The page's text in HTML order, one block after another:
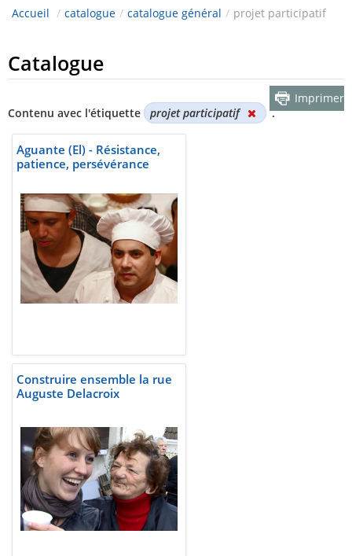
Accueil / catalogue / catalogue général / projet participatif
Catalogue
Contenu avec l'étiquette projet participatif .
Imprimer
Aguante (El) - Résistance,
patience, persévérance
Construire ensemble la rue
Auguste Delacroix